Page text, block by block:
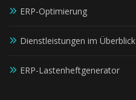
ERP-Optimierung
Dienstleistungen im Überblick
ERP-Lastenheftgenerator